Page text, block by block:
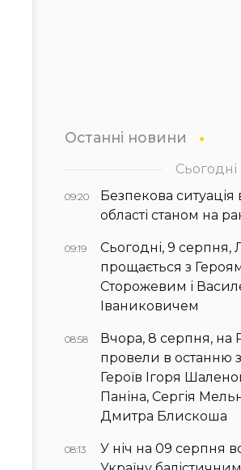
Останні новини
Сьогодні
09:20
Безпекова ситуація
області станом на
09:19
Сьогодні, 9 серпня,
прощається з
Сторожевим і
Іваниковичем
08:58
Вчора, 8 серпня, на
провели в останню
Героїв Ігоря
Паніна, Сергія
Дмитра Блискоша
08:13
У ніч на 09 серпня